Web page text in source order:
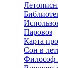
Паровоз
Карта
Сон в
Философ